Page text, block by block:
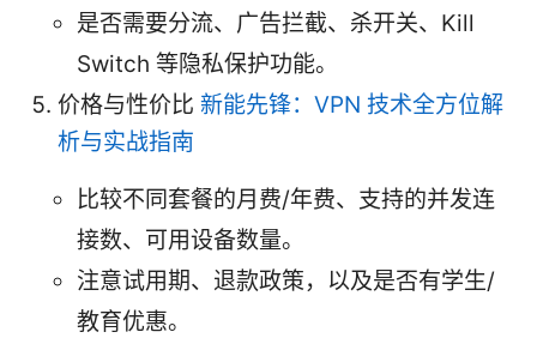
是否需要分流、广告拦截、杀开关、Kill
Switch 等隐私保护功能。
价格与性价比 新能先锋：VPN 技术全方位解
析与实战指南
比较不同套餐的月费/年费、支持的并发连
接数、可用设备数量。
注意试用期、退款政策，以及是否有学生/
教育优惠。